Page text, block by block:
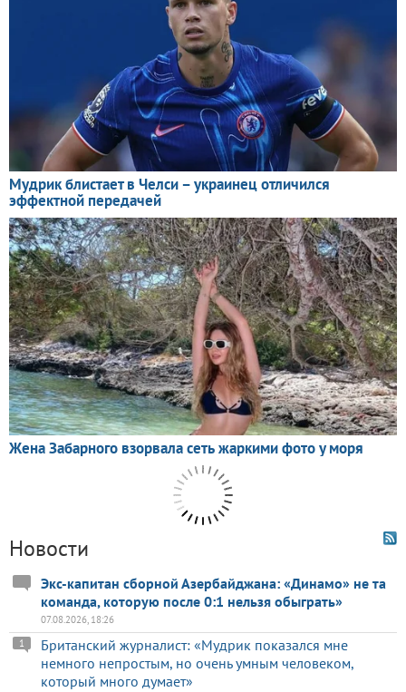
Новости
Экс-капитан сборной Азербайджана: «Динамо» не та
команда, которую после 0:1 нельзя обыграть»
07.08.2026, 18:26
Британский журналист: «Мудрик показался мне
немного непростым, но очень умным человеком,
который много думает»
1